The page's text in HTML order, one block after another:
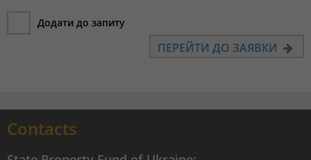
Додати до запиту
ПЕРЕЙТИ ДО ЗАЯВКИ
Contacts